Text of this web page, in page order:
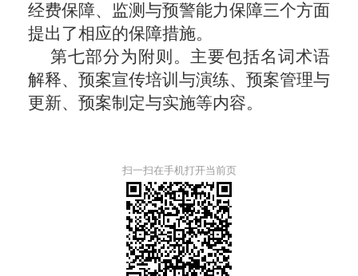
经费保障、监测与预警能力保障三个方面
提出了相应的保障措施。
第七部分为附则。主要包括名词术语
解释、预案宣传培训与演练、预案管理与
更新、预案制定与实施等内容。
扫一扫在手机打开当前页